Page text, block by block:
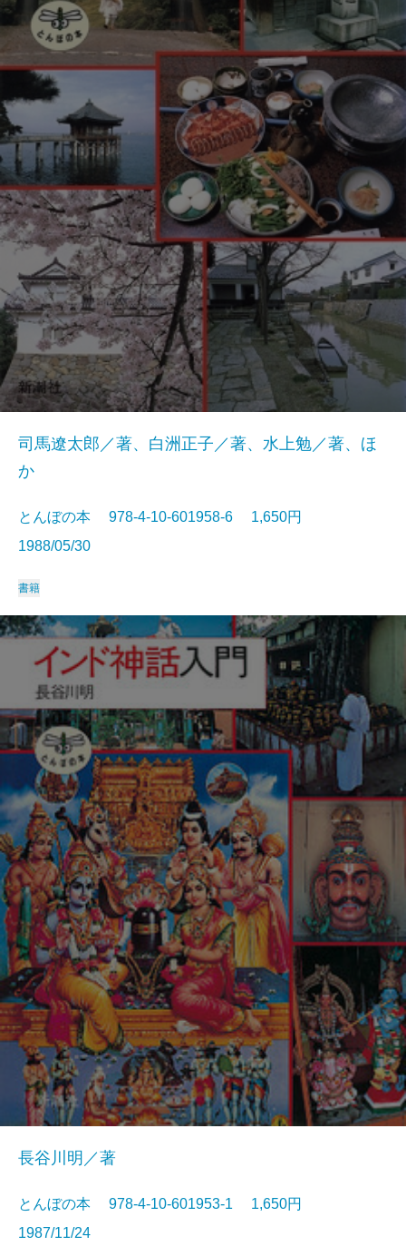
司馬遼太郎／著、白洲正子／著、水上勉／著、ほ
か
とんぼの本 978-4-10-601958-6 1,650円
1988/05/30
書籍
長谷川明／著
とんぼの本 978-4-10-601953-1 1,650円
1987/11/24